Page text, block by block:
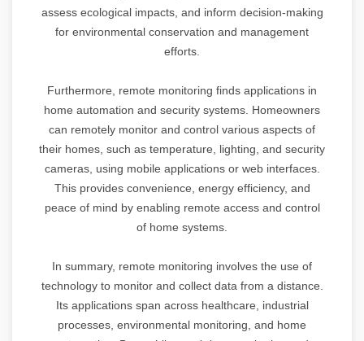
assess ecological impacts, and inform decision-making
for environmental conservation and management
efforts.
Furthermore, remote monitoring finds applications in
home automation and security systems. Homeowners
can remotely monitor and control various aspects of
their homes, such as temperature, lighting, and security
cameras, using mobile applications or web interfaces.
This provides convenience, energy efficiency, and
peace of mind by enabling remote access and control
of home systems.
In summary, remote monitoring involves the use of
technology to monitor and collect data from a distance.
Its applications span across healthcare, industrial
processes, environmental monitoring, and home